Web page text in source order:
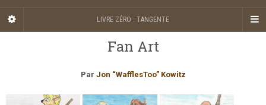
LIVRE ZÉRO : TANGENTE
Fan Art
Par Jon “WafflesToo” Kowitz